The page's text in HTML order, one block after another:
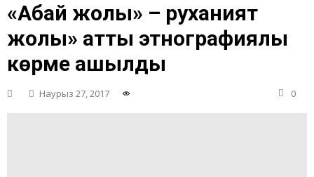
«Абай жолы» – руханият
жолы» атты этнографиялық
көрме ашылды
Наурыз 27, 2017 0